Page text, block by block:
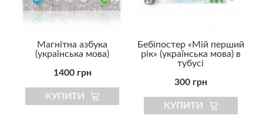
Магнітна азбука
(українська мова)
1400 грн
КУПИТИ
Бебіпостер «Мій перший
рік» (українська мова) в
тубусі
300 грн
КУПИТИ